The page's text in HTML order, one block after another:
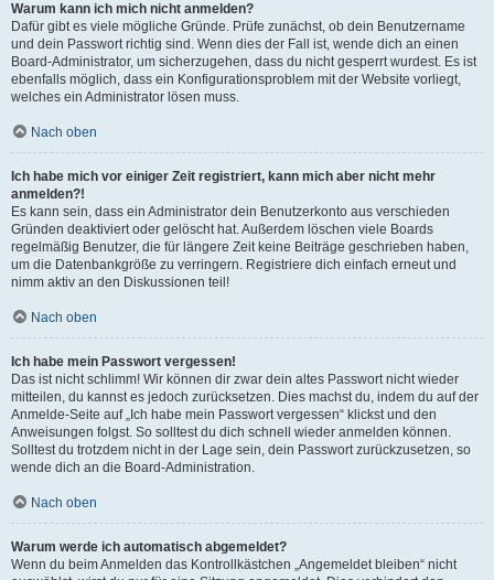
Warum kann ich mich nicht anmelden?
Dafür gibt es viele mögliche Gründe. Prüfe zunächst, ob dein Benutzername
und dein Passwort richtig sind. Wenn dies der Fall ist, wende dich an einen
Board-Administrator, um sicherzugehen, dass du nicht gesperrt wurdest. Es ist
ebenfalls möglich, dass ein Konfigurationsproblem mit der Website vorliegt,
welches ein Administrator lösen muss.
Nach oben
Ich habe mich vor einiger Zeit registriert, kann mich aber nicht mehr
anmelden?!
Es kann sein, dass ein Administrator dein Benutzerkonto aus verschieden
Gründen deaktiviert oder gelöscht hat. Außerdem löschen viele Boards
regelmäßig Benutzer, die für längere Zeit keine Beiträge geschrieben haben,
um die Datenbankgröße zu verringern. Registriere dich einfach erneut und
nimm aktiv an den Diskussionen teil!
Nach oben
Ich habe mein Passwort vergessen!
Das ist nicht schlimm! Wir können dir zwar dein altes Passwort nicht wieder
mitteilen, du kannst es jedoch zurücksetzen. Dies machst du, indem du auf der
Anmelde-Seite auf „Ich habe mein Passwort vergessen“ klickst und den
Anweisungen folgst. So solltest du dich schnell wieder anmelden können.
Solltest du trotzdem nicht in der Lage sein, dein Passwort zurückzusetzen, so
wende dich an die Board-Administration.
Nach oben
Warum werde ich automatisch abgemeldet?
Wenn du beim Anmelden das Kontrollkästchen „Angemeldet bleiben“ nicht